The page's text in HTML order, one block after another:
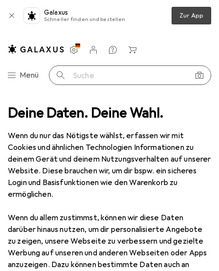
Deine Daten. Deine Wahl.
Wenn du nur das Nötigste wählst, erfassen wir mit
Cookies und ähnlichen Technologien Informationen zu
deinem Gerät und deinem Nutzungsverhalten auf unserer
Website. Diese brauchen wir, um dir bspw. ein sicheres
Login und Basisfunktionen wie den Warenkorb zu
ermöglichen.
Wenn du allem zustimmst, können wir diese Daten
darüber hinaus nutzen, um dir personalisierte Angebote
zu zeigen, unsere Webseite zu verbessern und gezielte
Werbung auf unseren und anderen Webseiten oder Apps
anzuzeigen. Dazu können bestimmte Daten auch an
Galaxus
Schneller finden und bestellen Zur App
Navigation nach Kategorien
Menü Suche
Einstellungen
Kundenkonto
Vergleichslisten
Merklisten
Warenkorb
Geschirr + Bar Geschirr Serviergeschirr
4 Bilder
HermiaAryan
EUR
20,90
Bewertungen Marke
Mehr von Hermia